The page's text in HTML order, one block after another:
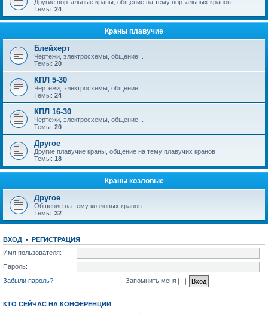
Другие портальные краны, общение на тему портальных кранов
Темы: 24
Краны плавучие
Блейхерт
Чертежи, электросхемы, общение...
Темы: 20
КПЛ 5-30
Чертежи, электросхемы, общение...
Темы: 24
КПЛ 16-30
Чертежи, электросхемы, общение...
Темы: 20
Другое
Другие плавучие краны, общение на тему плавучих кранов
Темы: 18
Краны козловые
Другое
Общение на тему козловых кранов
Темы: 32
ВХОД • РЕГИСТРАЦИЯ
Имя пользователя:
Пароль:
Забыли пароль?
Запомнить меня
КТО СЕЙЧАС НА КОНФЕРЕНЦИИ